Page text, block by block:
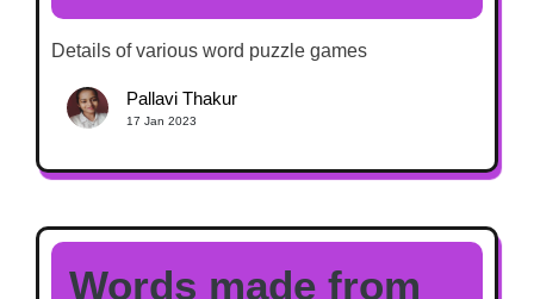
Details of various word puzzle games
Pallavi Thakur
17 Jan 2023
Words made from